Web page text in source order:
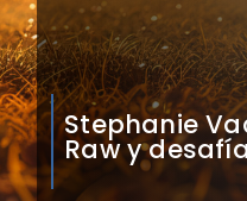
Arsene
decisión de
Mundial